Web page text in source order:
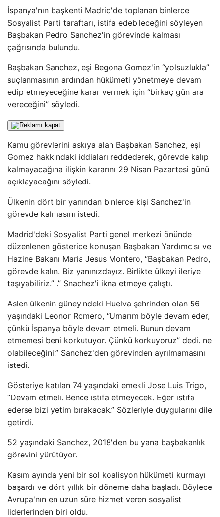
İspanya'nın başkenti Madrid'de toplanan binlerce
Sosyalist Parti taraftarı, istifa edebileceğini söyleyen
Başbakan Pedro Sanchez'in görevinde kalması
çağrısında bulundu.
Başbakan Sanchez, eşi Begona Gomez'in “yolsuzlukla”
suçlanmasının ardından hükümeti yönetmeye devam
edip etmeyeceğine karar vermek için “birkaç gün ara
vereceğini” söyledi.
Kamu görevlerini askıya alan Başbakan Sanchez, eşi
Gomez hakkındaki iddiaları reddederek, görevde kalıp
kalmayacağına ilişkin kararını 29 Nisan Pazartesi günü
açıklayacağını söyledi.
Ülkenin dört bir yanından binlerce kişi Sanchez'in
görevde kalmasını istedi.
Madrid'deki Sosyalist Parti genel merkezi önünde
düzenlenen gösteride konuşan Başbakan Yardımcısı ve
Hazine Bakanı Maria Jesus Montero, “Başbakan Pedro,
görevde kalın. Biz yanınızdayız. Birlikte ülkeyi ileriye
taşıyabiliriz.” .” Snachez'i ikna etmeye çalıştı.
Aslen ülkenin güneyindeki Huelva şehrinden olan 56
yaşındaki Leonor Romero, “Umarım böyle devam eder,
çünkü İspanya böyle devam etmeli. Bunun devam
etmemesi beni korkutuyor. Çünkü korkuyoruz” dedi. ne
olabileceğini.” Sanchez'den görevinden ayrılmamasını
istedi.
Gösteriye katılan 74 yaşındaki emekli Jose Luis Trigo,
“Devam etmeli. Bence istifa etmeyecek. Eğer istifa
ederse bizi yetim bırakacak.” Sözleriyle duygularını dile
getirdi.
52 yaşındaki Sanchez, 2018'den bu yana başbakanlık
görevini yürütüyor.
Kasım ayında yeni bir sol koalisyon hükümeti kurmayı
başardı ve dört yıllık bir döneme daha başladı. Böylece
Avrupa'nın en uzun süre hizmet veren sosyalist
liderlerinden biri oldu.